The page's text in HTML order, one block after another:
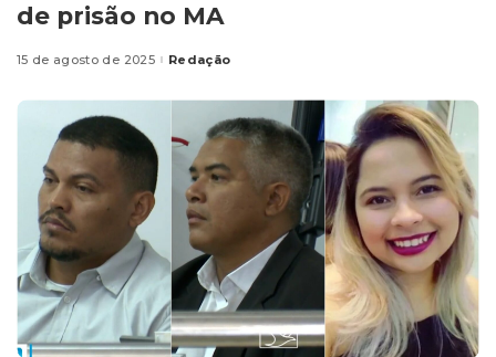
de prisão no MA
15 de agosto de 2025Posted
Redação